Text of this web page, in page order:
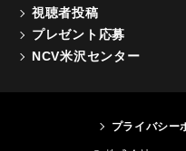
視聴者投稿
プレゼント応募
NCV米沢センター
プライバシー